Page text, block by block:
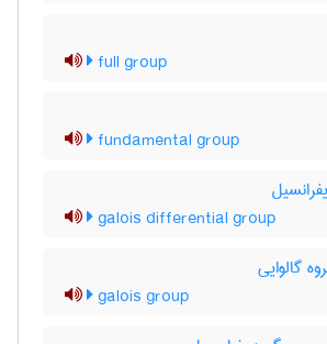
full group
fundamental group
galois differential group
گالوایی
galois group